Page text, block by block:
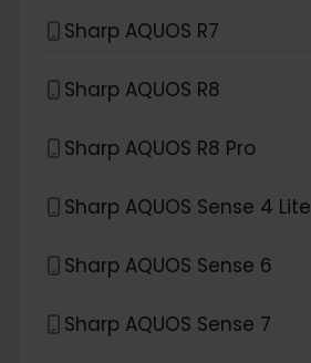
Sharp AQUOS R7
Sharp AQUOS R8
Sharp AQUOS R8 Pro
Sharp AQUOS Sense 4 Lite
Sharp AQUOS Sense 6
Sharp AQUOS Sense 7